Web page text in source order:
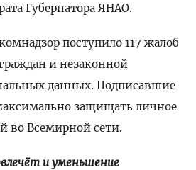
Губернатора ЯНАО.
поступило 117 жалоб
и незаконной
данных. Подписавшие
защищать личное
во Всемирной сети.
и уменьшение